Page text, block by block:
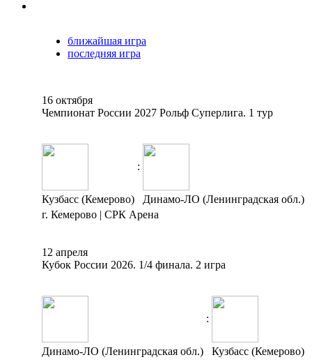
ближайшая игра
последняя игра
16 октября
Чемпионат России 2027 Рольф Суперлига. 1 тур
:
Кузбасс (Кемерово)
Динамо-ЛО (Ленинградская обл.)
г. Кемерово | СРК Арена
12 апреля
Кубок России 2026. 1/4 финала. 2 игра
:
Динамо-ЛО (Ленинградская обл.) Кузбасс (Кемерово)